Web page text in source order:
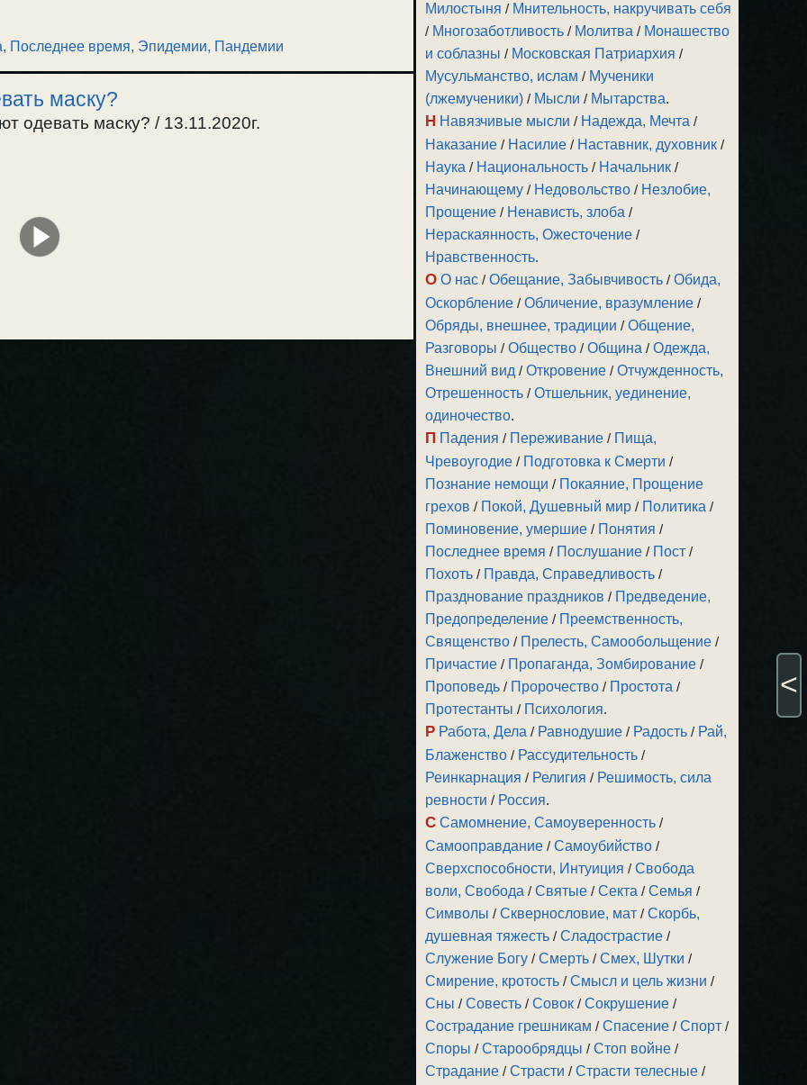
, Последнее время, Эпидемии, Пандемии
маску?
одевать маску? / 13.11.2020г.
Милостыня / Мнительность, накручивать себя
/ Многозаботливость / Молитва / Монашество
и соблазны / Московская Патриархия /
Мусульманство, ислам / Мученики
(лжемученики) / Мысли / Мытарства.
Н Навязчивые мысли / Надежда, Мечта /
Наказание / Насилие / Наставник, духовник /
Наука / Национальность / Начальник /
Начинающему / Недовольство / Незлобие,
Прощение / Ненависть, злоба /
Нераскаянность, Ожесточение /
Нравственность.
О О нас /Обещание, Забывчивость /Обида,
Оскорбление /Обличение, вразумление /
Обряды, внешнее, традиции /Общение,
Разговоры /Общество /Община /Одежда,
Внешний вид /Откровение /Отчужденность,
Отрешенность /Отшельник, уединение,
одиночество.
П Падения / Переживание / Пища,
Чревоугодие / Подготовка к Смерти /
Познание немощи / Покаяние, Прощение
грехов / Покой, Душевный мир / Политика /
Поминовение, умершие / Понятия /
Последнее время / Послушание / Пост /
Похоть / Правда, Справедливость /
Празднование праздников / Предведение,
Предопределение / Преемственность,
Священство / Прелесть, Самообольщение /
Причастие / Пропаганда, Зомбирование /
Проповедь / Пророчество / Простота /
Протестанты / Психология.
Р Работа, Дела / Равнодушие / Радость / Рай,
Блаженство / Рассудительность /
Реинкарнация / Религия / Решимость, сила
ревности / Россия.
С Самомнение, Самоуверенность /
Самооправдание /Самоубийство /
Сверхспособности, Интуиция /Свобода
воли, Свобода /Святые /Секта /Семья /
Символы /Сквернословие, мат /Скорбь,
душевная тяжесть /Сладострастие /
Служение Богу /Смерть /Смех, Шутки /
Смирение, кротость /Смысл и цель жизни /
Сны /Совесть /Совок /Сокрушение /
Сострадание грешникам /Спасение /Спорт /
Споры /Старообрядцы /Стоп войне /
Страдание /Страсти /Страсти телесные /
<